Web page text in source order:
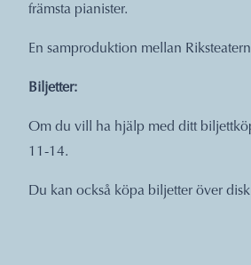
främsta pianister.
En samproduktion mellan
Biljetter:
Om du vill ha hjälp med ditt
11-14.
Du kan också köpa biljetter över